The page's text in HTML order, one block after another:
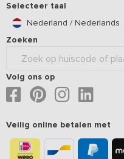
Selecteer taal
Nederland / Nederlands
Zoeken
Volg ons op
Veilig online betalen met